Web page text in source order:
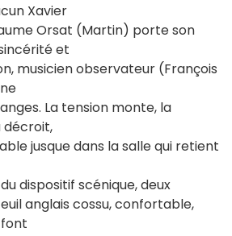
Xavier
Orsat (Martin) porte son
et
musicien observateur (François
La tension monte, la
décroit,
jusque dans la salle qui retient
dispositif scénique, deux
anglais cossu, confortable,